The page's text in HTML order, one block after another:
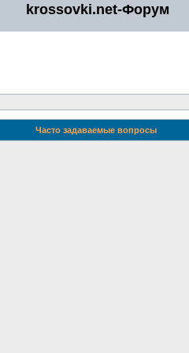
krossovki.net-Форум
Часто задаваемые вопросы